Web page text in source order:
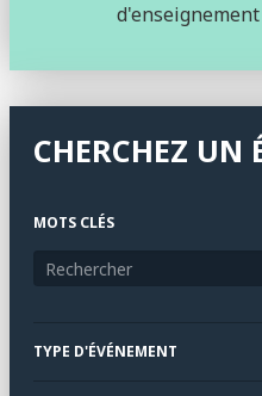
CHERCHEZ UN
MOTS CLÉS
TYPE D'ÉVÉNEMENT